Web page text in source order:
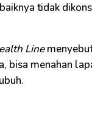
tidak
Line
bisa menahan